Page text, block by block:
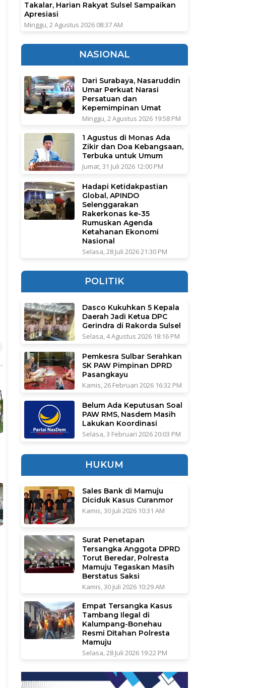
Takalar, Harian Rakyat Sulsel Sampaikan
Apresiasi
Minggu, 2 Agustus 2026 08:37 AM
NASIONAL
Dari Surabaya, Nasaruddin
Umar Perkuat Narasi
Persatuan dan
Kepemimpinan Umat
Minggu, 2 Agustus 2026 19:58 PM
1 Agustus di Monas Ada
Zikir dan Doa Kebangsaan,
Terbuka untuk Umum
Jumat, 31 Juli 2026 12:00 PM
Hadapi Ketidakpastian
Global, APINDO
Selenggarakan
Rakerkonas ke-35
Rumuskan Agenda
Ketahanan Ekonomi
Nasional
Selasa, 28 Juli 2026 21:30 PM
POLITIK
Dasco Kukuhkan 5 Kepala
Daerah Jadi Ketua DPC
Gerindra di Rakorda Sulsel
Selasa, 4 Agustus 2026 18:16 PM
Pemkesra Sulbar Serahkan
SK PAW Pimpinan DPRD
Pasangkayu
Kamis, 26 Februari 2026 16:32 PM
Belum Ada Keputusan Soal
PAW RMS, Nasdem Masih
Lakukan Koordinasi
Selasa, 3 Februari 2026 20:03 PM
HUKUM
Sales Bank di Mamuju
Diciduk Kasus Curanmor
Kamis, 30 Juli 2026 10:31 AM
Surat Penetapan
Tersangka Anggota DPRD
Torut Beredar, Polresta
Mamuju Tegaskan Masih
Berstatus Saksi
Kamis, 30 Juli 2026 10:29 AM
Empat Tersangka Kasus
Tambang Ilegal di
Kalumpang-Bonehau
Resmi Ditahan Polresta
Mamuju
Selasa, 28 Juli 2026 19:22 PM